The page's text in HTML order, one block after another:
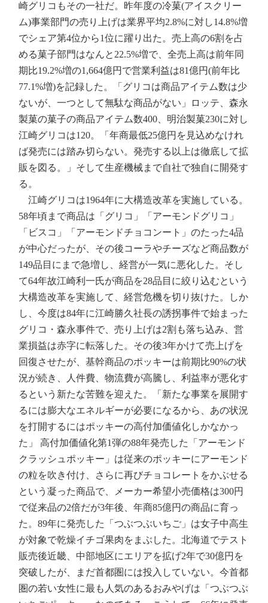
崎グリコもその一社だ。昨年度の冷菓(アイスクリー
ム)事業部門の売り上げは業界平均2.8%に対し14.8%増
でシェア第4位から1位に躍り出た。売上高の6割を占
める菓子部門はなんと22.5%増で、全売上高は前年同
期比19.2%増の1,664億円で営業利益は81億円(前年比
77.1%増)を記録した。「グリコは商品アイテム数は少
ないが、一つとして無駄な商品がない」ロッテ、森永
製菓の菓子の商品アイテム数400、明治製菓230に対し
江崎グリコは120。「年商最低25億円を見込めなけれ
ば発売には踏み切らない。発売する以上は徹底して拡
販を図る。」そして生産機械まで自社で独自に開発す
る。
江崎グリコは1964年に大構造改革を実施している。
58年頃まで商品は「グリコ」「アーモンドグリコ」
「ビスコ」「アーモンドチョコンート」のたった4品
が中心だったが、その後コーラやチーズなど商品数が
149品目にまで急増し、経営が一気に悪化した。そし
て64年故江崎利一氏が商品を28品目に絞り込むという
大構造改革を実施して、経営危機を切り抜けた。しか
し、今度は84年に江崎勝久社長の誘拐事件で始まった
グリコ・森永事件で、売り上げは2割も落ち込み、営
業損益は赤字に転落した。その後3年かけて売上げを
回復させたが、基幹商品のポッキーは前期比90%の状
況が続き、人件費、物流費が高騰し、利益率が悪化す
るという新たな苦難を迎えた。「新たな事業を展開す
るには膨大なエネルギーが必要になるから、あの状況
を打開するにはポッキーの高付加価値化しかなかっ
た」 高付加価値化第1弾の88年発売した「アーモンド
クラッシュポッキー」は従来のポッキーにアーモンド
の粒を吹き付け、さらに再びチョコレートをかぶせる
という凝った商品で、メーカー希望小売価格は300円
で従来品の2倍だが3年後、年商85億円の商品に育っ
た。89年に発売した「つぶつぶいちご」は女子中高生
が対象で乾燥イチゴ果肉をまぶした。北海道でテスト
販売後近畿、中部地区にエリアを拡げ2年で30億円を
突破したが、まだ首都圏には投入していない。今首都
圏の若い女性に最も人気のあるおみやげは「つぶつぶ